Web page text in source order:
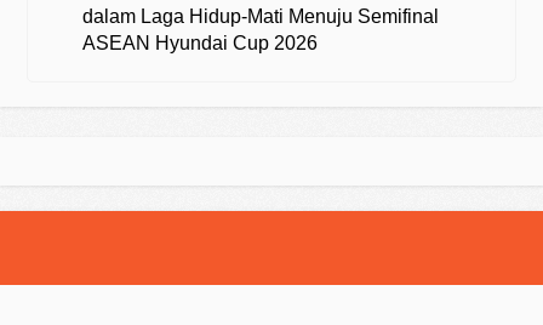
dalam Laga Hidup-Mati Menuju Semifinal
ASEAN Hyundai Cup 2026